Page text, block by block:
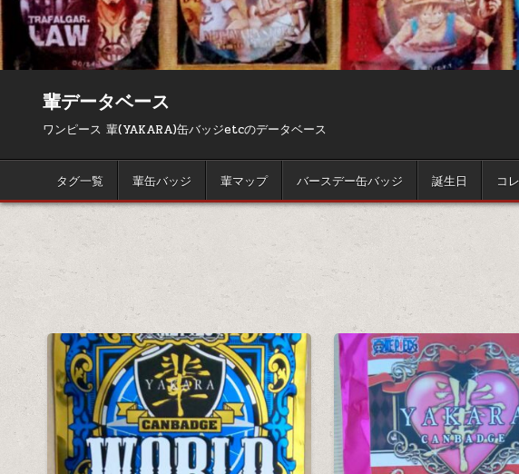
輩データベース
ワンピース 輩(YAKARA)缶バッジetcのデータベース
タグ一覧 輩缶バッジ 輩マップ バースデー缶バッジ 誕生日 コ